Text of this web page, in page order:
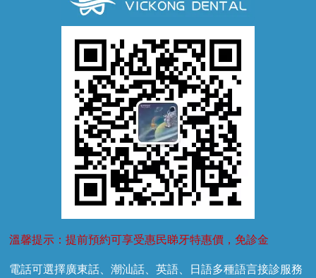
牙齦萎縮
溫馨提示：提前預約可享受惠民睇牙特惠價，免診金
電話可選擇廣東話、潮汕話、英語、日語多種語言接診服務